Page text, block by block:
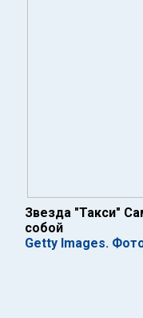
Звезда "Такси"
собой
Getty Images.